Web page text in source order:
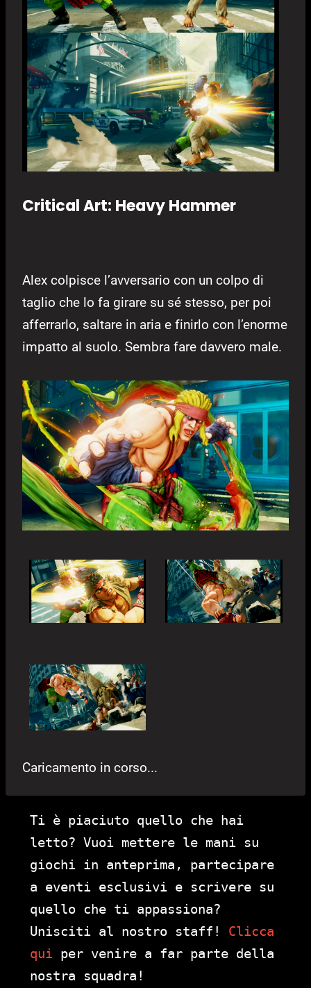
Critical Art: Heavy Hammer
Alex colpisce l’avversario con un colpo di
taglio che lo fa girare su sé stesso, per poi
afferrarlo, saltare in aria e finirlo con l’enorme
impatto al suolo. Sembra fare davvero male.
Caricamento in corso...
Ti è piaciuto quello che hai
letto? Vuoi mettere le mani su
giochi in anteprima, partecipare
a eventi esclusivi e scrivere su
quello che ti appassiona?
Unisciti al nostro staff! Clicca
qui per venire a far parte della
nostra squadra!